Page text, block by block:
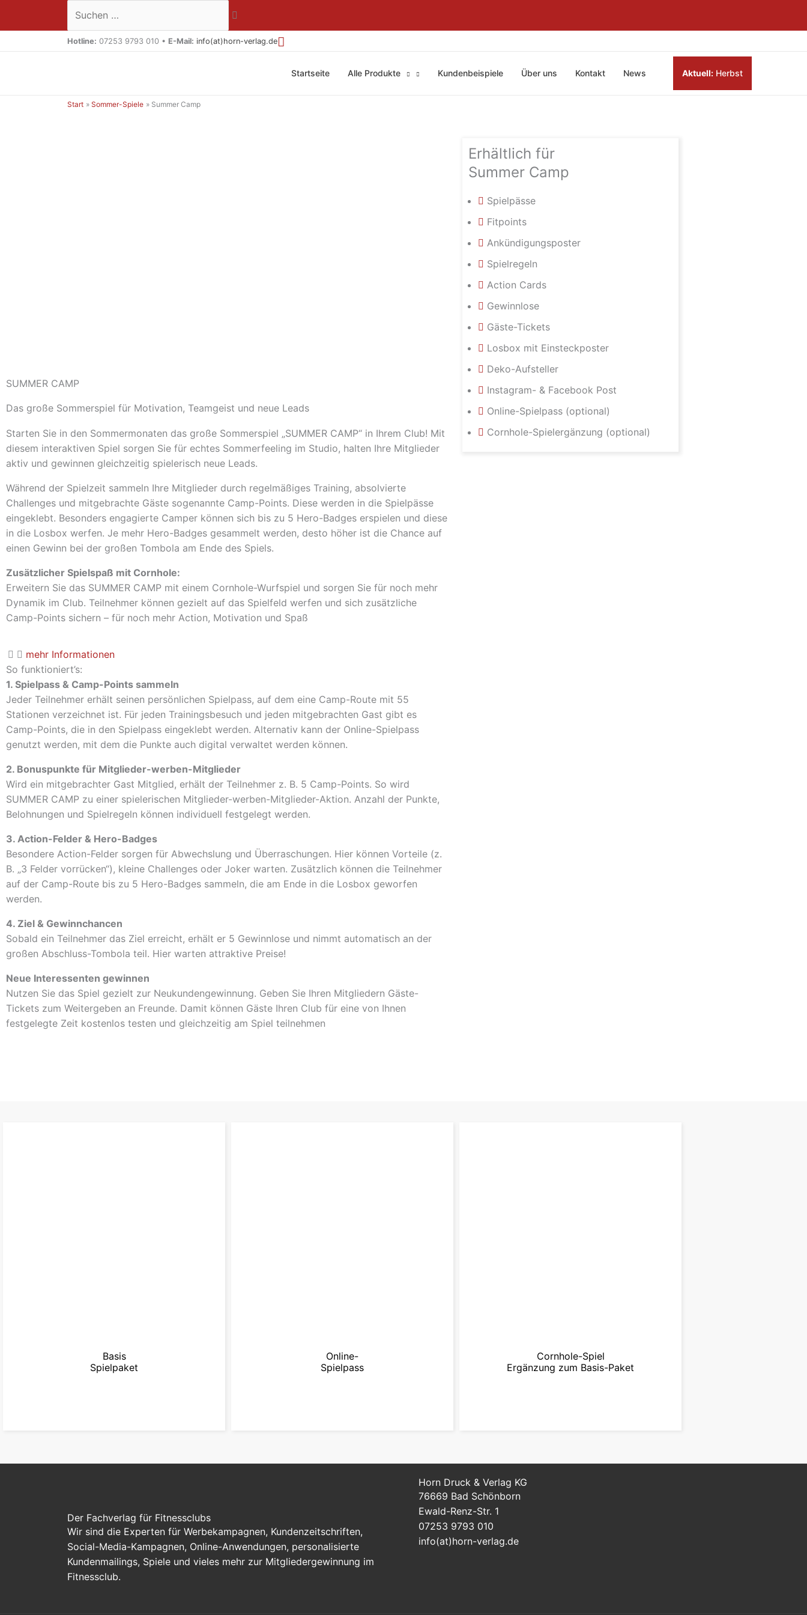
Suchen …
Hotline: 07253 9793 010 • E-Mail: info(at)horn-verlag.de
Startseite Alle Produkte Kundenbeispiele Über uns Kontakt News Aktuell: Herbst
Start Sommer-Spiele Summer Camp
SUMMER CAMP
Das große Sommerspiel für Motivation, Teamgeist und neue Leads
Starten Sie in den Sommermonaten das große Sommerspiel „SUMMER CAMP“ in Ihrem Club! Mit
diesem interaktiven Spiel sorgen Sie für echtes Sommerfeeling im Studio, halten Ihre Mitglieder
aktiv und gewinnen gleichzeitig spielerisch neue Leads.
Während der Spielzeit sammeln Ihre Mitglieder durch regelmäßiges Training, absolvierte
Challenges und mitgebrachte Gäste sogenannte Camp-Points. Diese werden in die Spielpässe
eingeklebt. Besonders engagierte Camper können sich bis zu 5 Hero-Badges erspielen und diese
in die Losbox werfen. Je mehr Hero-Badges gesammelt werden, desto höher ist die Chance auf
einen Gewinn bei der großen Tombola am Ende des Spiels.
Zusätzlicher Spielspaß mit Cornhole:
Erweitern Sie das SUMMER CAMP mit einem Cornhole-Wurfspiel und sorgen Sie für noch mehr
Dynamik im Club. Teilnehmer können gezielt auf das Spielfeld werfen und sich zusätzliche
Camp-Points sichern – für noch mehr Action, Motivation und Spaß
mehr Informationen
So funktioniert’s:
1. Spielpass & Camp-Points sammeln
Jeder Teilnehmer erhält seinen persönlichen Spielpass, auf dem eine Camp-Route mit 55
Stationen verzeichnet ist. Für jeden Trainingsbesuch und jeden mitgebrachten Gast gibt es
Camp-Points, die in den Spielpass eingeklebt werden. Alternativ kann der Online-Spielpass
genutzt werden, mit dem die Punkte auch digital verwaltet werden können.
2. Bonuspunkte für Mitglieder-werben-Mitglieder
Wird ein mitgebrachter Gast Mitglied, erhält der Teilnehmer z. B. 5 Camp-Points. So wird
SUMMER CAMP zu einer spielerischen Mitglieder-werben-Mitglieder-Aktion. Anzahl der Punkte,
Belohnungen und Spielregeln können individuell festgelegt werden.
3. Action-Felder & Hero-Badges
Besondere Action-Felder sorgen für Abwechslung und Überraschungen. Hier können Vorteile (z.
B. „3 Felder vorrücken“), kleine Challenges oder Joker warten. Zusätzlich können die Teilnehmer
auf der Camp-Route bis zu 5 Hero-Badges sammeln, die am Ende in die Losbox geworfen
werden.
4. Ziel & Gewinnchancen
Sobald ein Teilnehmer das Ziel erreicht, erhält er 5 Gewinnlose und nimmt automatisch an der
großen Abschluss-Tombola teil. Hier warten attraktive Preise!
Neue Interessenten gewinnen
Nutzen Sie das Spiel gezielt zur Neukundengewinnung. Geben Sie Ihren Mitgliedern Gäste-
Tickets zum Weitergeben an Freunde. Damit können Gäste Ihren Club für eine von Ihnen
festgelegte Zeit kostenlos testen und gleichzeitig am Spiel teilnehmen
Erhältlich für
Summer Camp
Spielpässe
Fitpoints
Ankündigungsposter
Spielregeln
Action Cards
Gewinnlose
Gäste-Tickets
Losbox mit Einsteckposter
Deko-Aufsteller
Instagram- & Facebook Post
Online-Spielpass (optional)
Cornhole-Spielergänzung (optional)
Basis
Spielpaket
Online-
Spielpass
Cornhole-Spiel
Ergänzung zum Basis-Paket
Der Fachverlag für Fitnessclubs
Wir sind die Experten für Werbekampagnen, Kundenzeitschriften,
Social-Media-Kampagnen, Online-Anwendungen, personalisierte
Kundenmailings, Spiele und vieles mehr zur Mitgliedergewinnung im
Fitnessclub.
Horn Druck & Verlag KG
76669 Bad Schönborn
Ewald-Renz-Str. 1
07253 9793 010
info(at)horn-verlag.de